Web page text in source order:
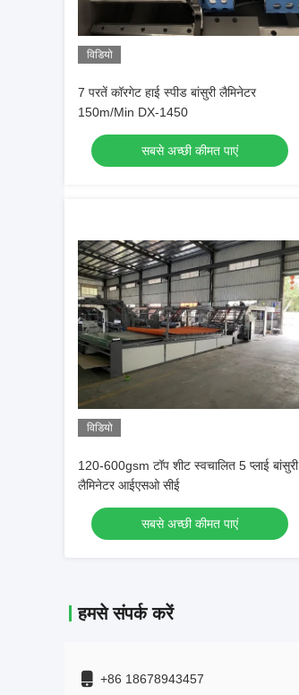
विडियो
7 परतें कॉरगेट हाई स्पीड बांसुरी लैमिनेटर
150m/Min DX-1450
सबसे अच्छी कीमत पाएं
विडियो
120-600gsm टॉप शीट स्वचालित 5 प्लाई बांसुरी
लैमिनेटर आईएसओ सीई
सबसे अच्छी कीमत पाएं
हमसे संपर्क करें
+86 18678943457